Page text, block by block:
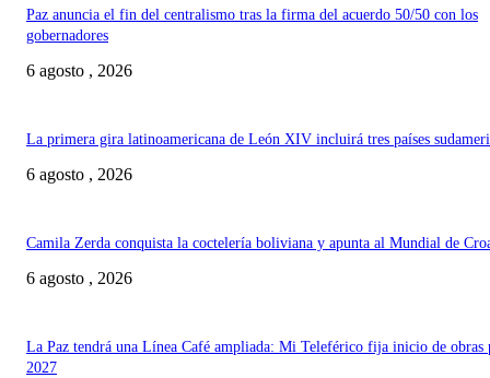
Paz anuncia el fin del centralismo tras la firma del acuerdo 50/50 con los
gobernadores
6 agosto , 2026
La primera gira latinoamericana de León XIV incluirá tres países
6 agosto , 2026
Camila Zerda conquista la coctelería boliviana y apunta al Mundial de
6 agosto , 2026
La Paz tendrá una Línea Café ampliada: Mi Teleférico fija inicio de obras
2027